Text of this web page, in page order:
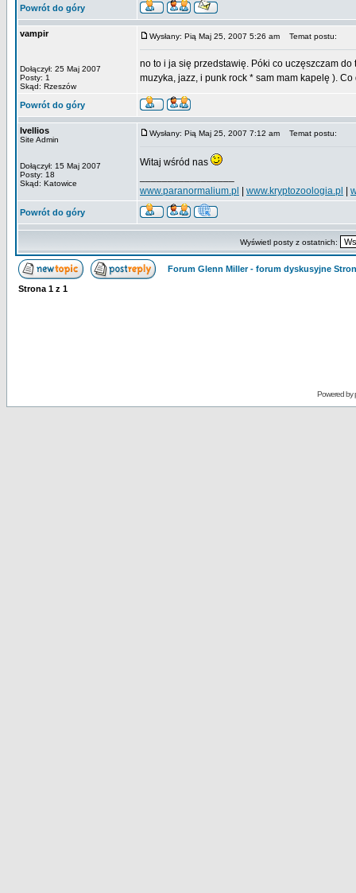
Powrót do góry
vampir
Dołączył: 25 Maj 2007
Posty: 1
Skąd: Rzeszów
Wysłany: Pią Maj 25, 2007 5:26 am Temat postu:
no to i ja się przedstawię. Póki co uczęszczam
muzyka, jazz, i punk rock * sam mam kapelę ).
Powrót do góry
Ivellios
Site Admin
Dołączył: 15 Maj 2007
Posty: 18
Skąd: Katowice
Wysłany: Pią Maj 25, 2007 7:12 am Temat postu:
Witaj wśród nas
www.paranormalium.pl
www.kryptozoologia.pl
Powrót do góry
Wyświetl posty z ostatnich:
Forum Glenn Miller - forum dyskusyjne
Strona 1 z 1
Powered by